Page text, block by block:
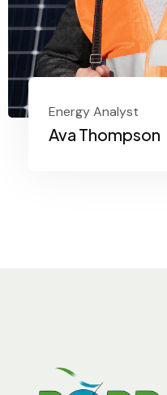
Ava Thompson
Energy Analyst